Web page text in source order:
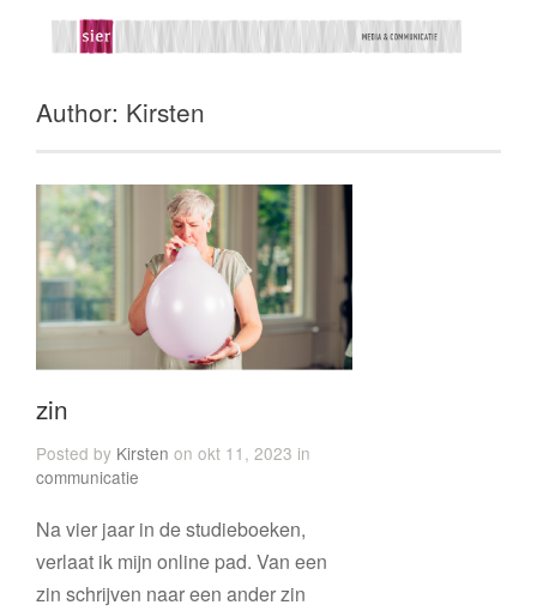
Author: Kirsten
zin
Posted by Kirsten on okt 11, 2023 in
communicatie
Na vier jaar in de studieboeken,
verlaat ik mijn online pad. Van een
zin schrijven naar een ander zin